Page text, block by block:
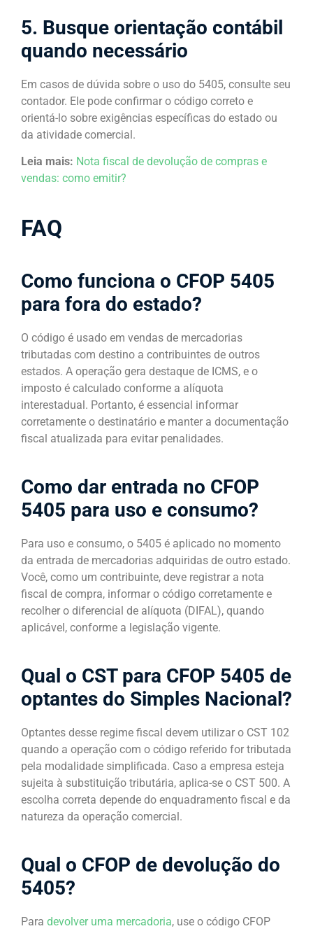
5. Busque orientação contábil
quando necessário
Em casos de dúvida sobre o uso do 5405, consulte seu
contador. Ele pode confirmar o código correto e
orientá-lo sobre exigências específicas do estado ou
da atividade comercial.
Leia mais: Nota fiscal de devolução de compras e
vendas: como emitir?
FAQ
Como funciona o CFOP 5405
para fora do estado?​
O código é usado em vendas de mercadorias
tributadas com destino a contribuintes de outros
estados. A operação gera destaque de ICMS, e o
imposto é calculado conforme a alíquota
interestadual. Portanto, é essencial informar
corretamente o destinatário e manter a documentação
fiscal atualizada para evitar penalidades.
Como dar entrada no CFOP
5405 para uso e consumo?
Para uso e consumo, o 5405 é aplicado no momento
da entrada de mercadorias adquiridas de outro estado.
Você, como um contribuinte, deve registrar a nota
fiscal de compra, informar o código corretamente e
recolher o diferencial de alíquota (DIFAL), quando
aplicável, conforme a legislação vigente.
Qual o CST para CFOP 5405 de
optantes do Simples Nacional​?
Optantes desse regime fiscal devem utilizar o CST 102
quando a operação com o código referido for tributada
pela modalidade simplificada. Caso a empresa esteja
sujeita à substituição tributária, aplica-se o CST 500. A
escolha correta depende do enquadramento fiscal e da
natureza da operação comercial.
Qual o CFOP de devolução do
5405?
Para devolver uma mercadoria, use o código CFOP